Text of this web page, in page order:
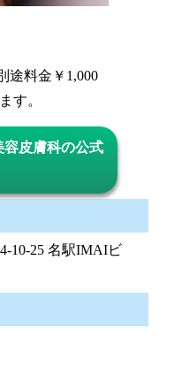
途料金￥1,000
す。
皮膚科の公式
10-25 名駅IMAIビ